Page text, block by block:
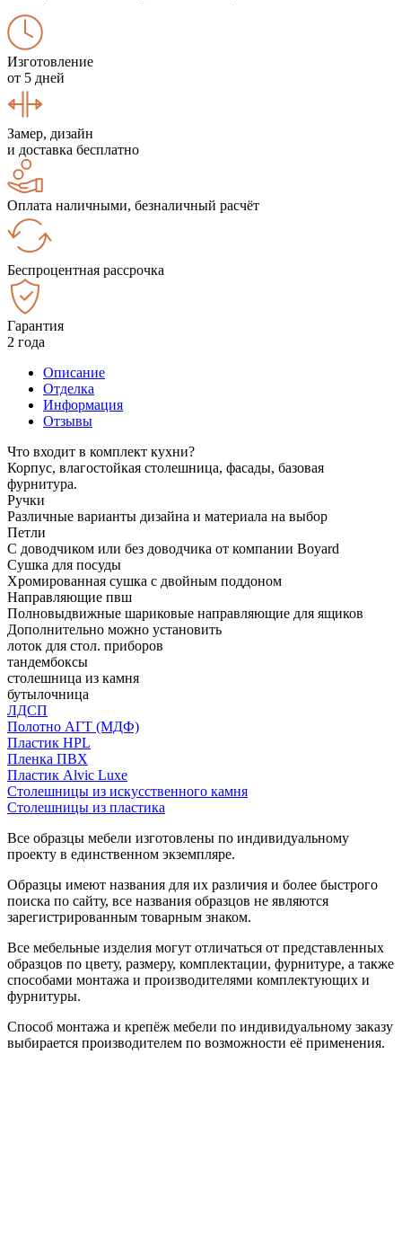
Изготовление
от 5 дней
Замер, дизайн
и доставка бесплатно
Оплата наличными, безналичный расчёт
Беспроцентная рассрочка
Гарантия
2 года
Описание
Отделка
Информация
Отзывы
Что входит в комплект кухни?
Корпус, влагостойкая столешница, фасады, базовая
фурнитура.
Ручки
Различные варианты дизайна и материала на выбор
Петли
С доводчиком или без доводчика от компании Boyard
Сушка для посуды
Хромированная сушка с двойным поддоном
Направляющие пвш
Полновыдвижные шариковые направляющие для ящиков
Дополнительно можно установить
лоток для стол. приборов
тандембоксы
столешница из камня
бутылочница
ЛДСП
Полотно АГТ (МДФ)
Пластик HPL
Пленка ПВХ
Пластик Alvic Luxe
Столешницы из искусственного камня
Столешницы из пластика
Все образцы мебели изготовлены по индивидуальному
проекту в единственном экземпляре.
Образцы имеют названия для их различия и более быстрого
поиска по сайту, все названия образцов не являются
зарегистрированным товарным знаком.
Все мебельные изделия могут отличаться от представленных
образцов по цвету, размеру, комплектации, фурнитуре, а также
способами монтажа и производителями комплектующих и
фурнитуры.
Способ монтажа и крепёж мебели по индивидуальному заказу
выбирается производителем по возможности её применения.